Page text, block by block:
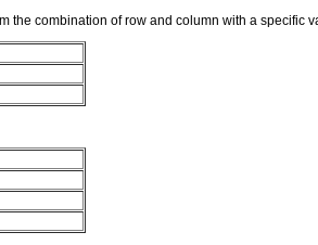
the combination of row and column with a specific